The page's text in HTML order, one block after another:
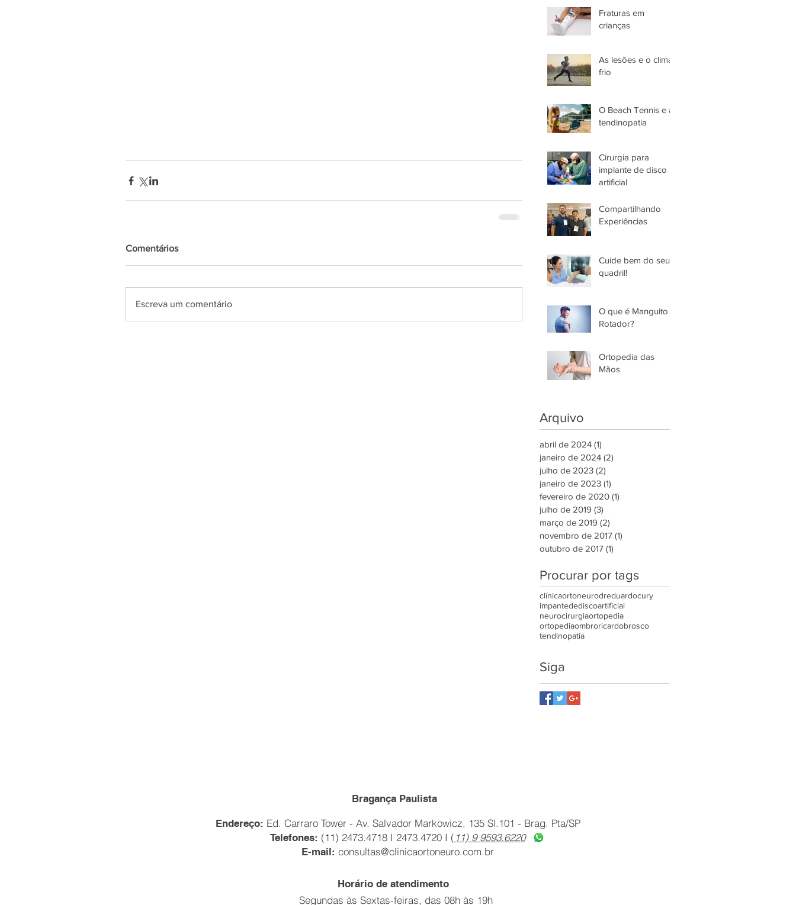
Comentários
Escreva um comentário
Fraturas em
crianças
As lesões e o clima
frio
O Beach Tennis e a
tendinopatia
Cirurgia para
implante de disco
artificial
Compartilhando
Experiências
Cuide bem do seu
quadril!
O que é Manguito
Rotador?
Ortopedia das
Mãos
Arquivo
abril de 2024 (1)
janeiro de 2024 (2)
julho de 2023 (2)
janeiro de 2023 (1)
fevereiro de 2020 (1)
julho de 2019 (3)
março de 2019 (2)
novembro de 2017 (1)
outubro de 2017 (1)
Procurar por tags
clínicaortoneurodreduardocury
impantedediscoartificial
neurocirurgiaortopedia
ortopediaombroricardobrosco
tendinopatia
Siga
Bragança Paulista
Endereço: Ed. Carraro Tower- Av. Salvador Markowicz, 135 Sl.101 - Brag. Pta/SP
Telefones: (11) 2473.4718 I 2473.4720 I ( 11) 9 9593.6220
E-mail: consultas@clinicaortoneuro.com.br
Horário de atendimento
Segundas às Sextas-feiras, das 08h às 19h